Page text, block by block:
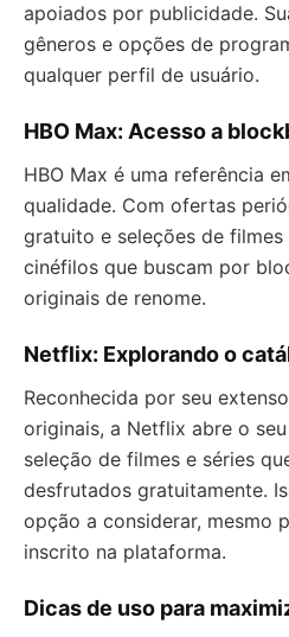
apoiados por publicidade.
gêneros e opções de
qualquer perfil de usuário.
HBO Max: Acesso a
HBO Max é uma referência
qualidade. Com ofertas
gratuito e seleções de
cinéfilos que buscam por
originais de renome.
Netflix: Explorando o
Reconhecida por seu
originais, a Netflix abre o
seleção de filmes e séries
desfrutados gratuitamente.
opção a considerar, mesmo
inscrito na plataforma.
Dicas de uso para